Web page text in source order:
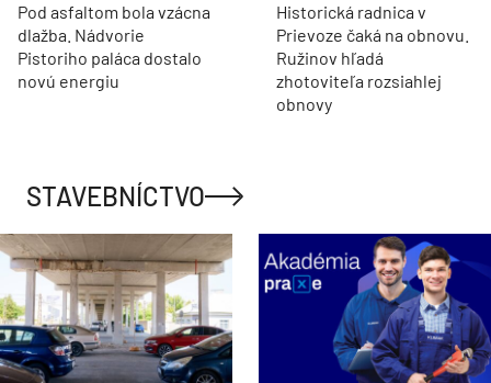
Pod asfaltom bola vzácna
dlažba. Nádvorie
Pistoriho paláca dostalo
novú energiu
Historická radnica v
Prievoze čaká na obnovu.
Ružinov hľadá
zhotoviteľa rozsiahlej
obnovy
STAVEBNÍCTVO